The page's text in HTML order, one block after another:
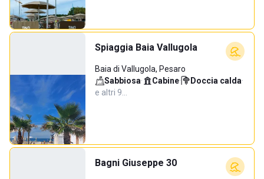
Spiaggia Baia Vallugola
Baia di Vallugola, Pesaro
Sabbiosa· Cabine· Doccia calda·
e altri 9…
Bagni Giuseppe 30